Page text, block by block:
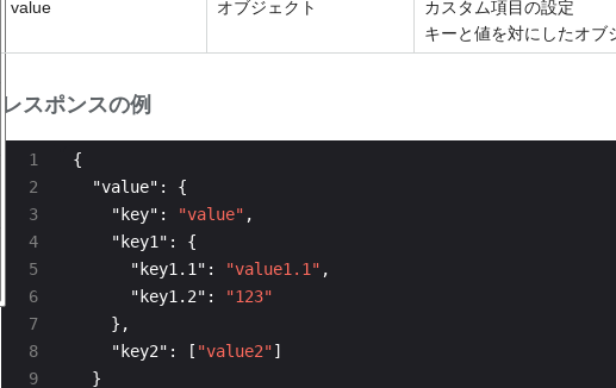
value オブジェクト
カスタム項目の設定
キーと値を対にしたオブ
レスポンスの例
1
3
4
5
6
7
8
9
    "key":
"value"
      "key1.1":
"value1.1"
      "key1.2":
"123"
    "key2": [
"value2"